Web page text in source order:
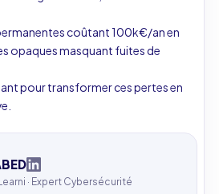
coûtant 100k€/an en
opaques masquant fuites de
pour transformer ces pertes en
· Expert Cybersécurité